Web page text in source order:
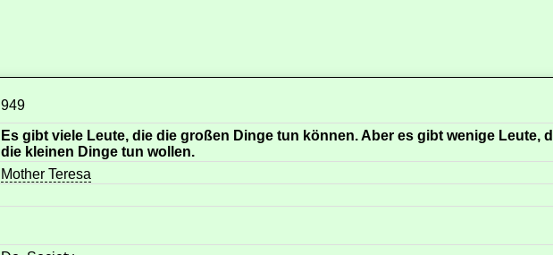
949
Es gibt viele Leute, die die großen Dinge tun können. Aber es gibt wenige Leute,
die kleinen Dinge tun wollen.
Mother Teresa